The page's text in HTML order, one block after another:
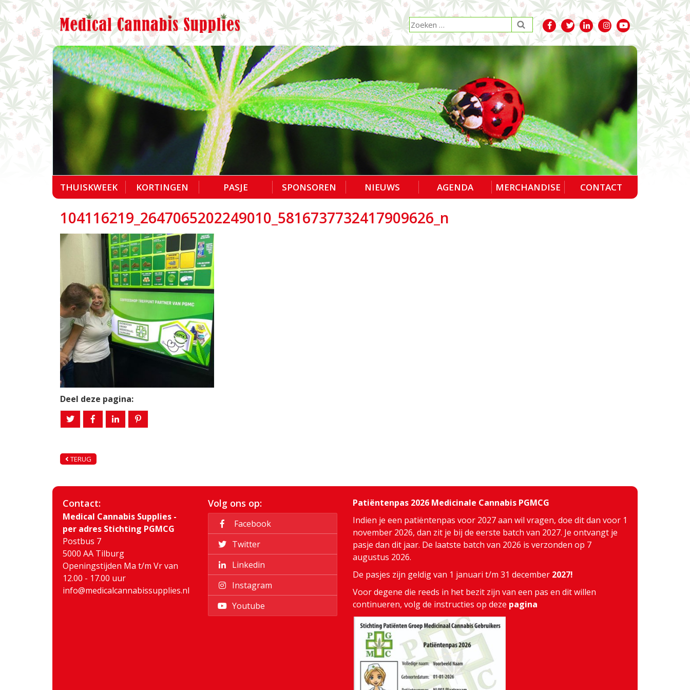
THUISKWEEK KORTINGEN PASJE SPONSOREN NIEUWS AGENDA MERCHANDISE CONTACT
104116219_2647065202249010_5816737732417909626_n
Deel deze pagina:
TERUG
Contact:
Medical Cannabis Supplies -
per adres Stichting PGMCG
Postbus 7
5000 AA Tilburg
Openingstijden Ma t/m Vr van
12.00 - 17.00 uur
info@medicalcannabissupplies.nl
Volg ons op:
Facebook
Twitter
Linkedin
Instagram
Youtube
Patiëntenpas 2026 Medicinale Cannabis PGMCG
Indien je een patiëntenpas voor 2027 aan wil vragen, doe dit dan voor 1
november 2026, dan zit je bij de eerste batch van 2027. Je ontvangt je
pasje dan dit jaar. De laatste batch van 2026 is verzonden op 7
augustus 2026.
De pasjes zijn geldig van 1 januari t/m 31 december 2027!
Voor degene die reeds in het bezit zijn van een pas en dit willen
continueren, volg de instructies op deze pagina